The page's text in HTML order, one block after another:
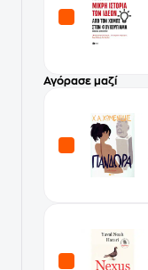
Αγόρασε μαζί